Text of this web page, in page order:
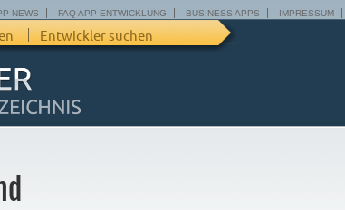
NEWS FAQ APP ENTWICKLUNG BUSINESS APPS IMPRESSUM
Entwickler suchen